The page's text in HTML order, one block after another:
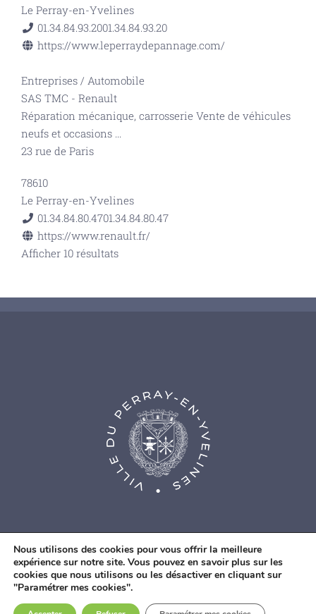
Le Perray-en-Yvelines
01.34.84.93.2001.34.84.93.20
https://www.leperraydepannage.com/
Entreprises / Automobile
SAS TMC - Renault
Réparation mécanique, carrosserie Vente de véhicules
neufs et occasions ...
23 rue de Paris
78610
Le Perray-en-Yvelines
01.34.84.80.4701.34.84.80.47
https://www.renault.fr/
Afficher 10 résultats
© Agence Web Fidesio|Mentions légales|Politique de
confidentialité|Contacts
Nous utilisons des cookies pour vous offrir la meilleure
expérience sur notre site. Vous pouvez en savoir plus sur les
cookies que nous utilisons ou les désactiver en cliquant sur
"Paramétrer mes cookies".